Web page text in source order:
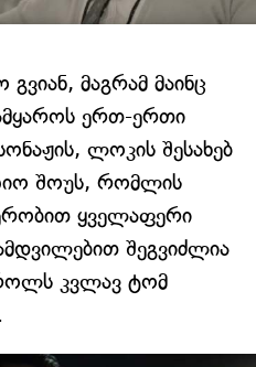
მაგრამ მაინც
ერთ-ერთი
ლოკის შესახებ
შოუს, რომლის
ყველაფერი
შეგვიძლია
კვლავ ტომ